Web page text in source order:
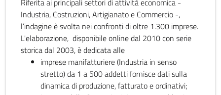
Riferita ai principali settori di attività economica -
Industria, Costruzioni, Artigianato e Commercio -,
l’indagine è svolta nei confronti di oltre 1.300 imprese.
L'elaborazione, disponibile online dal 2010 con serie
storica dal 2003, è dedicata alle
imprese manifatturiere (Industria in senso
stretto) da 1 a 500 addetti fornisce dati sulla
dinamica di produzione, fatturato e ordinativi;